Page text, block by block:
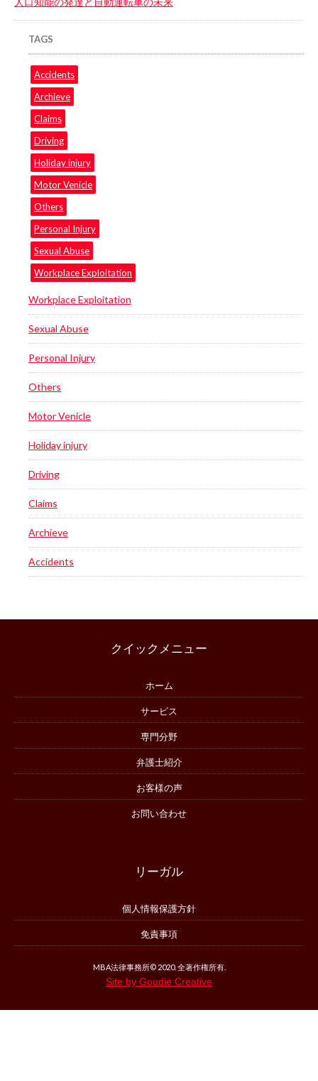
TAGS
Accidents
Archieve
Claims
Driving
Holiday injury
Motor Venicle
Others
Personal Injury
Sexual Abuse
Workplace Exploitation
Workplace Exploitation
Sexual Abuse
Personal Injury
Others
Motor Venicle
Holiday injury
Driving
Claims
Archieve
Accidents
クイックメニュー
ホーム
サービス
専門分野
弁護士紹介
お客様の声
お問い合わせ
リーガル
個人情報保護方針
免責事項
MBA法律事務所© 2020. 全著作権所有.
Site by Goudie Creative